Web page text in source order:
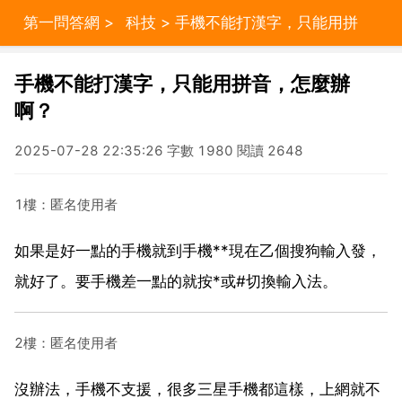
第一問答網 > 科技 > 手機不能打漢字，只能用拼
音，怎麼辦啊？
手機不能打漢字，只能用拼音，怎麼辦
啊？
2025-07-28 22:35:26 字數 1980 閱讀 2648
1樓：匿名使用者
如果是好一點的手機就到手機**現在乙個搜狗輸入發，
就好了。要手機差一點的就按*或#切換輸入法。
2樓：匿名使用者
沒辦法，手機不支援，很多三星手機都這樣，上網就不